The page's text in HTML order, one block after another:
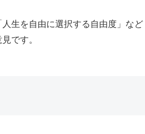
生を自由に選択する自由度」など
です。